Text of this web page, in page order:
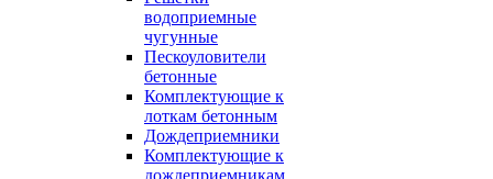
водоприемные
чугунные
Пескоуловители
бетонные
Комплектующие к
лоткам бетонным
Дождеприемники
Комплектующие к
дождеприемникам